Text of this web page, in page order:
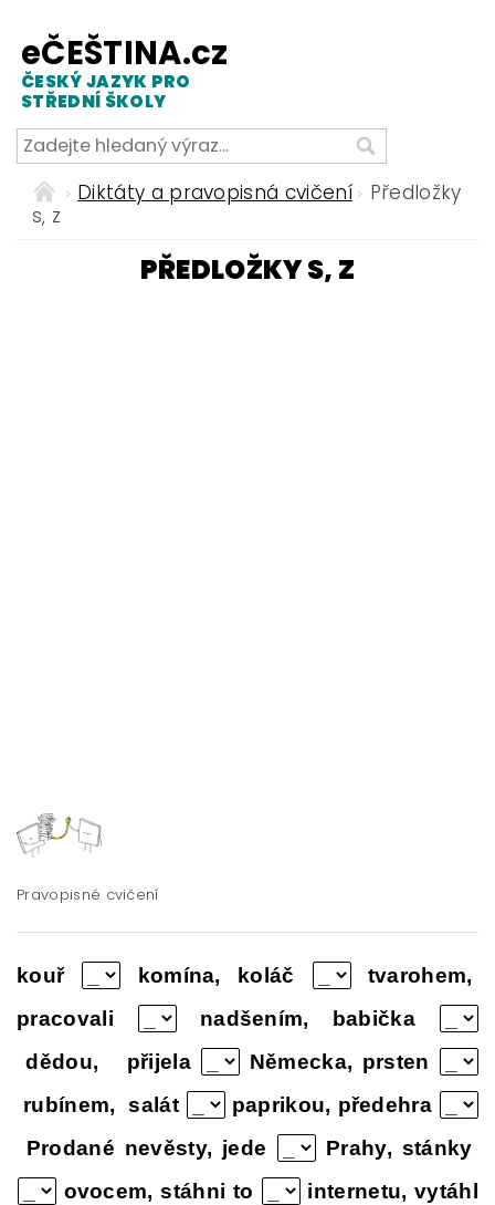
eČEŠTINA.cz
ČESKÝ JAZYK PRO
STŘEDNÍ ŠKOLY
Diktáty a pravopisná cvičení
Předložky
s, z
PŘEDLOŽKY S, Z
Pravopisné cvičení
kouř komína, koláč
tvarohem,
pracovali
nadšením, babička
dědou, přijela
Německa, prsten
rubínem, salát
paprikou, předehra
Prodané nevěsty, jede
Prahy, stánky
ovocem, stáhni to
internetu, vytáhl